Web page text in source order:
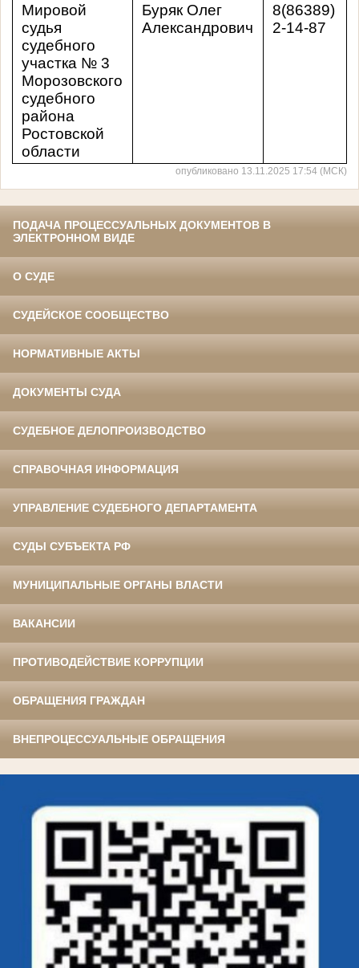
Мировой
судья
судебного
участка № 3
Морозовского
судебного
района
Ростовской
области
Буряк Олег
Александрович
8(86389)
2-14-87
опубликовано 13.11.2025 17:54 (МСК)
ПОДАЧА ПРОЦЕССУАЛЬНЫХ ДОКУМЕНТОВ В
ЭЛЕКТРОННОМ ВИДЕ
О СУДЕ
СУДЕЙСКОЕ СООБЩЕСТВО
НОРМАТИВНЫЕ АКТЫ
ДОКУМЕНТЫ СУДА
СУДЕБНОЕ ДЕЛОПРОИЗВОДСТВО
СПРАВОЧНАЯ ИНФОРМАЦИЯ
УПРАВЛЕНИЕ СУДЕБНОГО ДЕПАРТАМЕНТА
СУДЫ СУБЪЕКТА РФ
МУНИЦИПАЛЬНЫЕ ОРГАНЫ ВЛАСТИ
ВАКАНСИИ
ПРОТИВОДЕЙСТВИЕ КОРРУПЦИИ
ОБРАЩЕНИЯ ГРАЖДАН
ВНЕПРОЦЕССУАЛЬНЫЕ ОБРАЩЕНИЯ